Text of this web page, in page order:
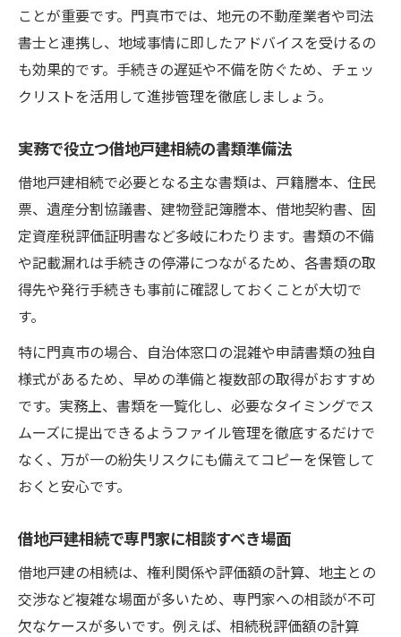
ことが重要です。門真市では、地元の不動産業者や司法
書士と連携し、地域事情に即したアドバイスを受けるの
も効果的です。手続きの遅延や不備を防ぐため、チェッ
クリストを活用して進捗管理を徹底しましょう。
実務で役立つ借地戸建相続の書類準備法
借地戸建相続で必要となる主な書類は、戸籍謄本、住民
票、遺産分割協議書、建物登記簿謄本、借地契約書、固
定資産税評価証明書など多岐にわたります。書類の不備
や記載漏れは手続きの停滞につながるため、各書類の取
得先や発行手続きも事前に確認しておくことが大切で
す。
特に門真市の場合、自治体窓口の混雑や申請書類の独自
様式があるため、早めの準備と複数部の取得がおすすめ
です。実務上、書類を一覧化し、必要なタイミングでス
ムーズに提出できるようファイル管理を徹底するだけで
なく、万が一の紛失リスクにも備えてコピーを保管して
おくと安心です。
借地戸建相続で専門家に相談すべき場面
借地戸建の相続は、権利関係や評価額の計算、地主との
交渉など複雑な場面が多いため、専門家への相談が不可
欠なケースが多いです。例えば、相続税評価額の計算